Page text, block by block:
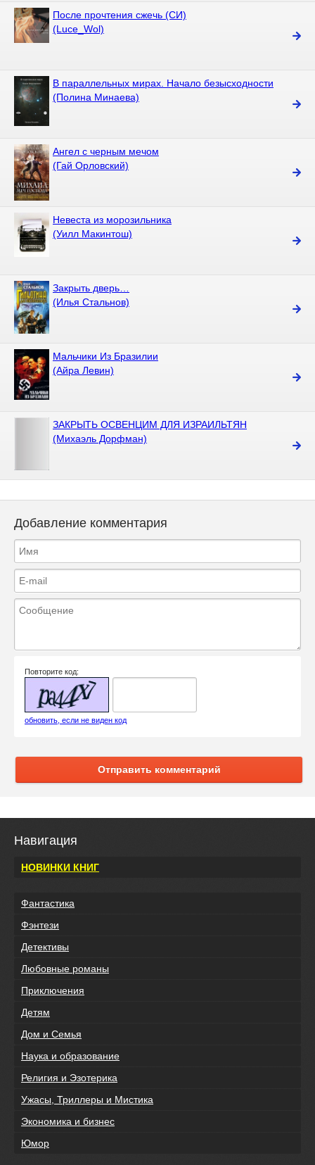
После прочтения сжечь (СИ)
(Luce_Wol)
В параллельных мирах. Начало безысходности
(Полина Минаева)
Ангел с черным мечом
(Гай Орловский)
Невеста из морозильника
(Уилл Макинтош)
Закрыть дверь…
(Илья Стальнов)
Мальчики Из Бразилии
(Айра Левин)
ЗАКРЫТЬ ОСВЕНЦИМ ДЛЯ ИЗРАИЛЬТЯН
(Михаэль Дорфман)
Добавление комментария
Повторите код:
обновить, если не виден код
Отправить комментарий
Навигация
НОВИНКИ КНИГ
Фантастика
Фэнтези
Детективы
Любовные романы
Приключения
Детям
Дом и Семья
Наука и образование
Религия и Эзотерика
Ужасы, Триллеры и Мистика
Экономика и бизнес
Юмор